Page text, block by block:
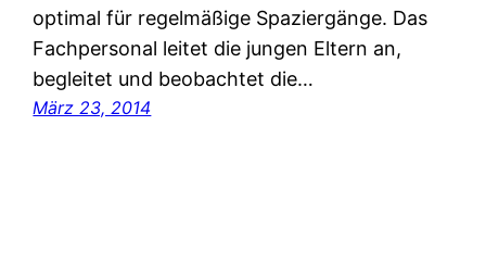
optimal für regelmäßige Spaziergänge. Das
Fachpersonal leitet die jungen Eltern an,
begleitet und beobachtet die…
März 23, 2014